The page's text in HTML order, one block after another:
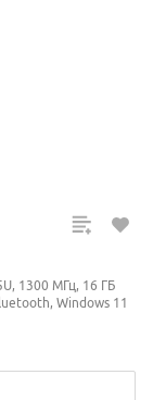
1300 МГц, 16 ГБ
Windows 11